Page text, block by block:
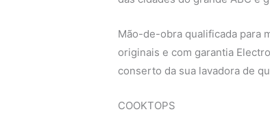
Mão-de-obra qualificada para
originais e com garantia
conserto da sua lavadora de
COOKTOPS